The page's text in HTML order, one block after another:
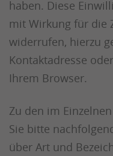
haben. Diese
mit Wirkung für die
widerrufen, hierzu
Kontaktadresse
Ihrem Browser.
Zu den im
Sie bitte
über Art und